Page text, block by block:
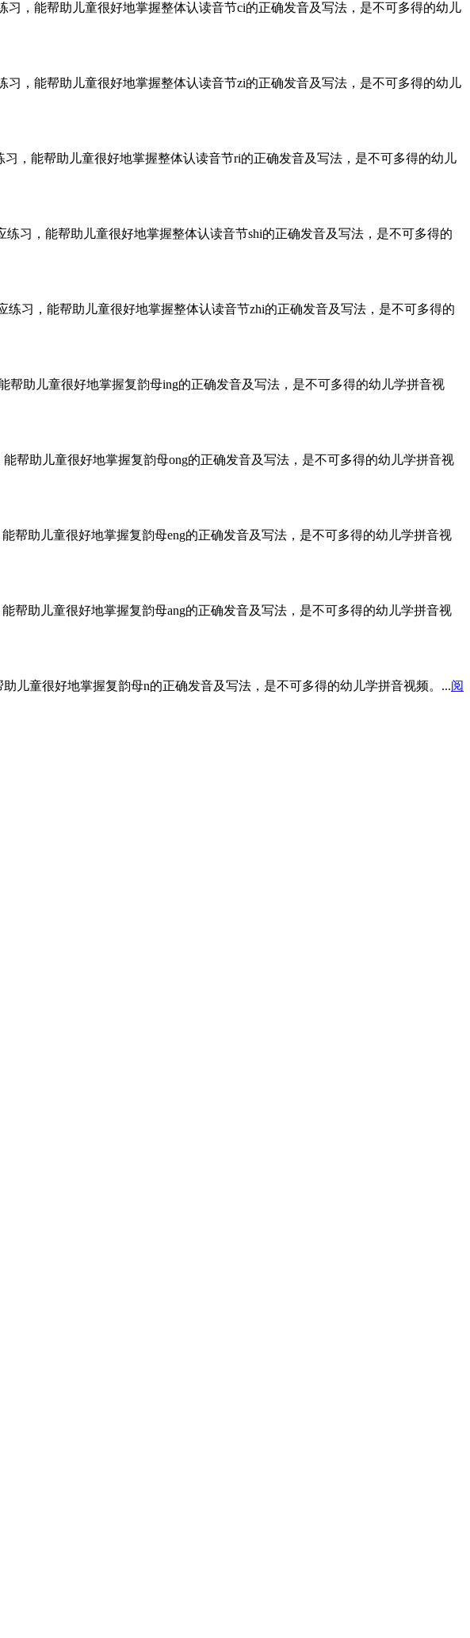
，能帮助儿童很好地掌握整体认读音节ci的正确发音及写法，是不可多得的幼儿
，能帮助儿童很好地掌握整体认读音节zi的正确发音及写法，是不可多得的幼儿
，能帮助儿童很好地掌握整体认读音节ri的正确发音及写法，是不可多得的幼儿
习，能帮助儿童很好地掌握整体认读音节shi的正确发音及写法，是不可多得的
习，能帮助儿童很好地掌握整体认读音节zhi的正确发音及写法，是不可多得的
助儿童很好地掌握复韵母ing的正确发音及写法，是不可多得的幼儿学拼音视
帮助儿童很好地掌握复韵母ong的正确发音及写法，是不可多得的幼儿学拼音视
帮助儿童很好地掌握复韵母eng的正确发音及写法，是不可多得的幼儿学拼音视
帮助儿童很好地掌握复韵母ang的正确发音及写法，是不可多得的幼儿学拼音视
儿童很好地掌握复韵母n的正确发音及写法，是不可多得的幼儿学拼音视频。...阅